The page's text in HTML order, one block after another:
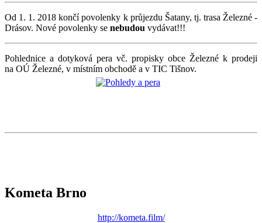
Od 1. 1. 2018 končí povolenky k průjezdu Šatany, tj. trasa Železné -
Drásov. Nové povolenky se nebudou vydávat!!!
Pohlednice a dotyková pera vč. propisky obce Železné k prodeji
na OÚ Železné, v místním obchodě a v TIC Tišnov.
Kometa Brno
http://kometa.film/